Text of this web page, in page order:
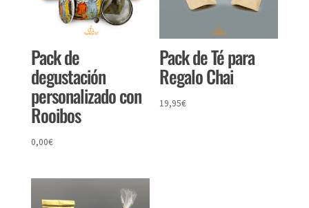
Pack de
degustación
personalizado con
Rooibos
0,00€
Pack de Té para
Regalo Chai
19,95€